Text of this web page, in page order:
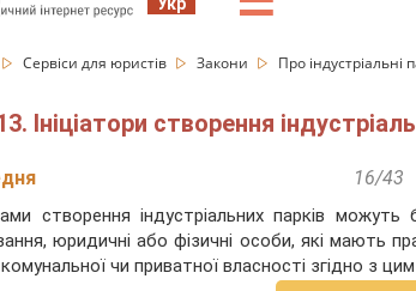
Сервіси для юристів Закони Про індустріальні
Ініціатори створення
16/43
створення індустріальних парків
юридичні або фізичні особи, які мають
чи приватної власності згідно з